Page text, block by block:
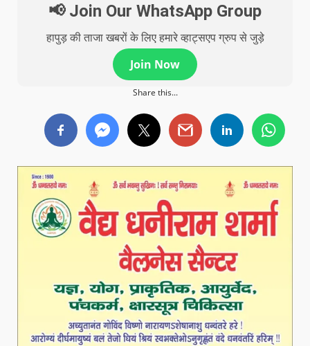
📢 Join Our WhatsApp Group
हापुड़ की ताजा खबरों के लिए हमारे व्हाट्सएप ग्रुप से जुड़े
Join Now
Share this...